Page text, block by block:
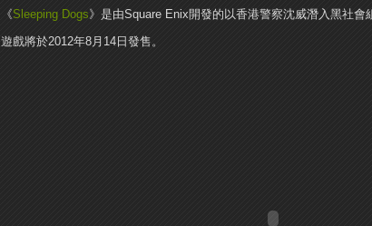
《Sleeping Dogs》是由Square Enix開發的以香港警察沈威潛入黑社會
遊戲將於2012年8月14日發售。